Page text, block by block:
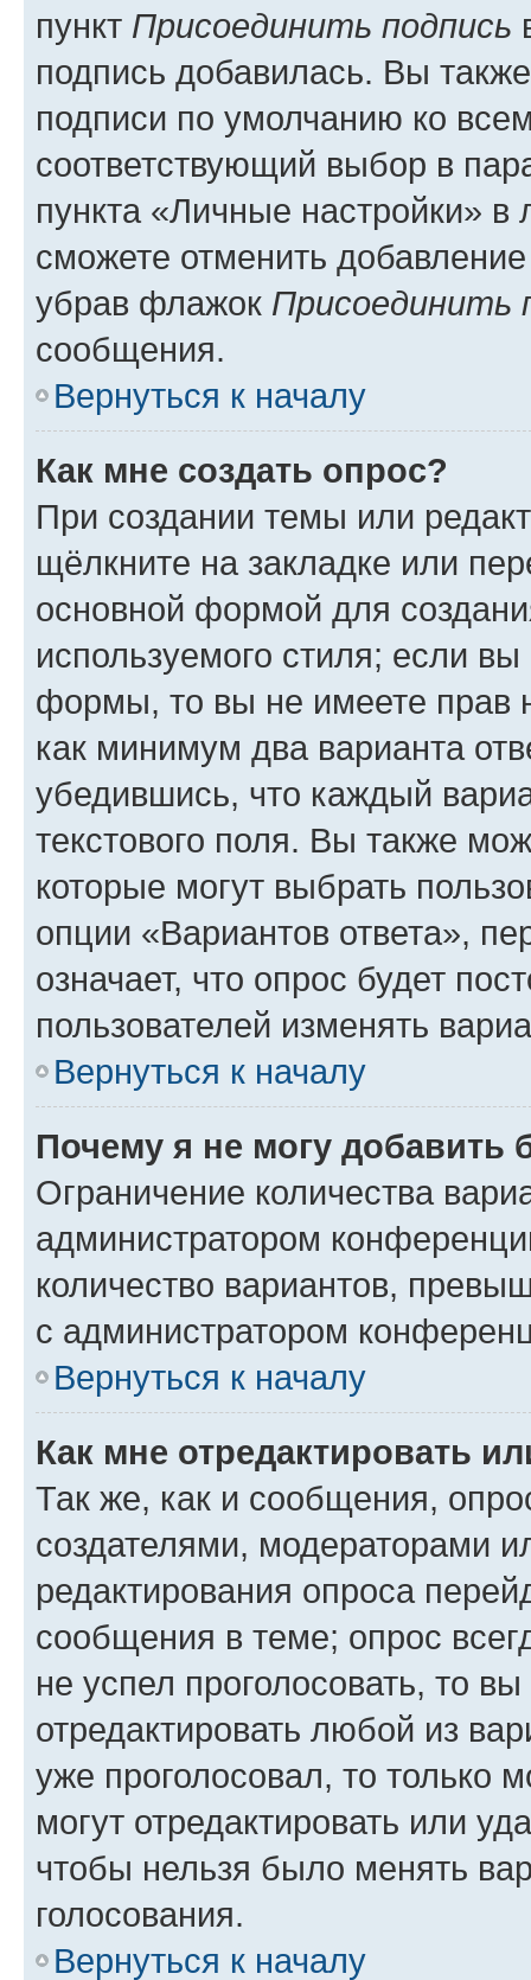
пункт Присоединить подпись
подпись добавилась. Вы
подписи по умолчанию ко
соответствующий выбор в
пункта «Личные настройки»
сможете отменить
убрав флажок Присоединить
сообщения.
Вернуться к началу
Как мне создать опрос?
При создании темы или
щёлкните на закладке или
основной формой для
используемого стиля; если
формы, то вы не имеете прав
как минимум два варианта
убедившись, что каждый
текстового поля. Вы также
которые могут выбрать
опции «Вариантов ответа»,
означает, что опрос будет
пользователей изменять
Вернуться к началу
Почему я не могу добавить
Ограничение количества
администратором
количество вариантов,
с администратором
Вернуться к началу
Как мне отредактировать
Так же, как и сообщения,
создателями, модераторами
редактирования опроса
сообщения в теме; опрос
не успел проголосовать, то
отредактировать любой из
уже проголосовал, то только
могут отредактировать или
чтобы нельзя было менять
голосования.
Вернуться к началу